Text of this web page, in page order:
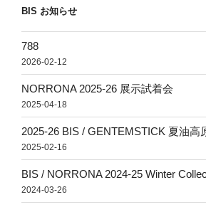
BIS お知らせ
788
2026-02-12
NORRONA 2025-26 展示試着会
2025-04-18
2025-26 BIS / GENTEMSTICK 夏油高
2025-02-16
BIS / NORRONA 2024-25 Winter
2024-03-26